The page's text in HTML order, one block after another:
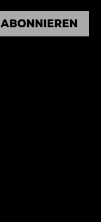
Abonnieren